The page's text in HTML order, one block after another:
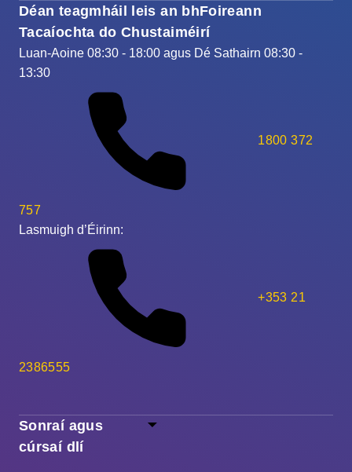
Sonraí agus
cúrsaí dlí
Déan teagmháil leis an bhFoireann
Tacaíochta do Chustaiméirí
Luan-Aoine 08:30 - 18:00 agus Dé Sathairn 08:30 -
13:30
1800 372
757
Lasmuigh d’Éirinn:
+353 21
2386555